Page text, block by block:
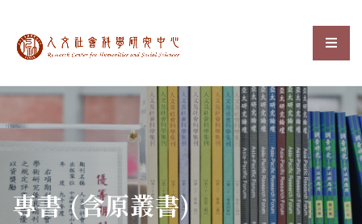
中央研究院人文社會科選
:::
專書 (含原叢書)